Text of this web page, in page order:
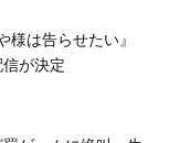
様は告らせたい』
が決定